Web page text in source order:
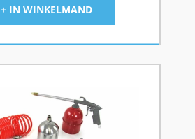
+ IN WINKELMAND